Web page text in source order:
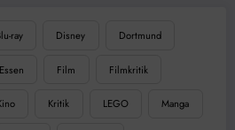
ray Disney Dortmund
Essen Film Filmkritik
Kritik LEGO Manga